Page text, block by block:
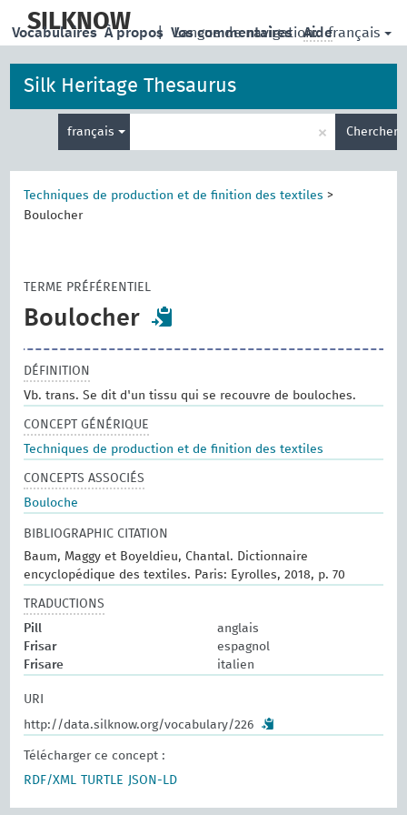
main
SILKNOW | Langue de navigation: français
Vocabulaires À propos Vos commentaires Aide
Silk Heritage Thesaurus
français
de
recherche
× Chercher
Techniques de production et de finition des textiles >
Boulocher
TERME PRÉFÉRENTIEL
Boulocher
DÉFINITION
Vb. trans. Se dit d'un tissu qui se recouvre de bouloches.
CONCEPT GÉNÉRIQUE
Techniques de production et de finition des textiles
CONCEPTS ASSOCIÉS
Bouloche
BIBLIOGRAPHIC CITATION
Baum, Maggy et Boyeldieu, Chantal. Dictionnaire
encyclopédique des textiles. Paris: Eyrolles, 2018, p. 70
TRADUCTIONS
Pill
anglais
Frisar
espagnol
Frisare
italien
URI
http://data.silknow.org/vocabulary/226
Télécharger ce concept :
RDF/XML
TURTLE JSON-LD